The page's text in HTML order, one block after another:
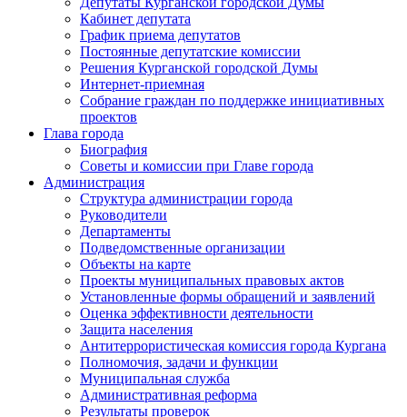
Кабинет депутата
График приема депутатов
Постоянные депутатские комиссии
Решения Курганской городской Думы
Интернет-приемная
Собрание граждан по поддержке инициативных
проектов
Глава города
Биография
Советы и комиссии при Главе города
Администрация
Структура администрации города
Руководители
Департаменты
Подведомственные организации
Объекты на карте
Проекты муниципальных правовых актов
Установленные формы обращений и заявлений
Оценка эффективности деятельности
Защита населения
Антитеррористическая комиссия города Кургана
Полномочия, задачи и функции
Муниципальная служба
Административная реформа
Результаты проверок